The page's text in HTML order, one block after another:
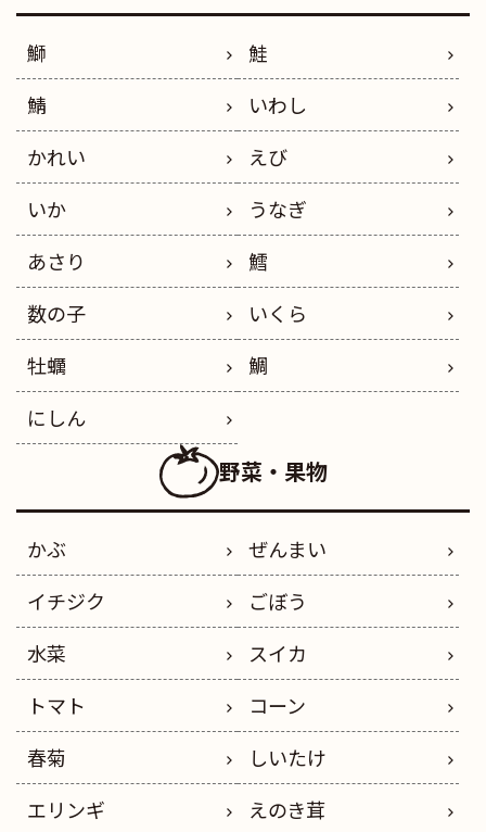
鰤
鮭
鯖
いわし
かれい
えび
いか
うなぎ
あさり
鱈
数の子
いくら
牡蠣
鯛
にしん
野菜・果物
かぶ
ぜんまい
イチジク
ごぼう
水菜
スイカ
トマト
コーン
春菊
しいたけ
エリンギ
えのき茸